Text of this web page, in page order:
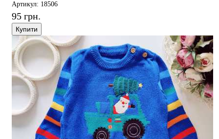
Артикул: 18506
95 грн.
Купити